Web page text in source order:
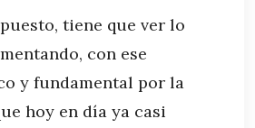
tiene que ver lo
con ese
y fundamental por la
hoy en día ya casi